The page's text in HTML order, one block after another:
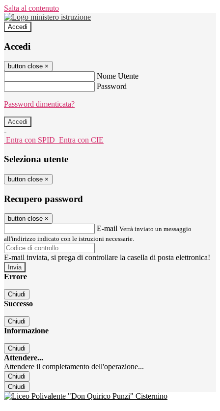
Salta al contenuto
Accedi
Accedi
button close ×
Nome Utente
Password
Password dimenticata?
-
Entra con SPID Entra con CIE
Seleziona utente
button close ×
Recupero password
button close ×
E-mail Verrà inviato un messaggio
all'indirizzo indicato con le istruzioni necessarie.
E-mail inviata, si prega di controllare la casella di posta elettronica!
Errore
Chiudi
Successo
Chiudi
Informazione
Chiudi
Attendere...
Attendere il completamento dell'operazione...
Chiudi
Chiudi